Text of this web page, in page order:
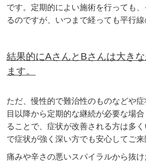
です。定期的によい施術を行っても
るのですが、いつまで経っても平行線
結果的にAさんとBさんは大き
ます。
ただ、慢性的で難治性のものなどや
目以降から定期的な継続が必要な場
ることで、症状が改善される方は多
で症状が強く深い方でも安心してご来
痛みや辛さの悪いスパイラルから抜